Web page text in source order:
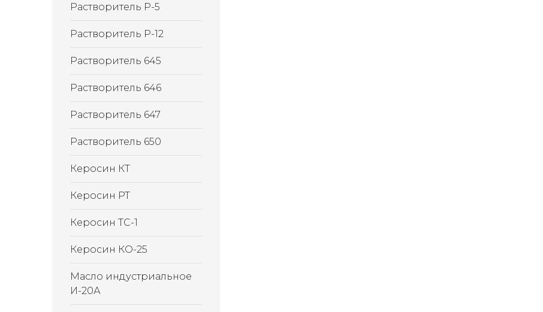
Растворитель Р-5
Растворитель Р-12
Растворитель 645
Растворитель 646
Растворитель 647
Растворитель 650
Керосин КТ
Керосин РТ
Керосин ТС-1
Керосин КО-25
Масло индустриальное
И-20А